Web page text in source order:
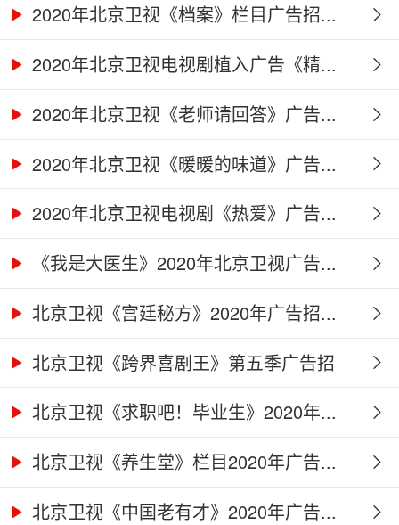
2020年北京卫视《档案》栏目广告招...
2020年北京卫视电视剧植入广告《精...
2020年北京卫视《老师请回答》广告...
2020年北京卫视《暖暖的味道》广告...
2020年北京卫视电视剧《热爱》广告...
《我是大医生》2020年北京卫视广告...
北京卫视《宫廷秘方》2020年广告招...
北京卫视《跨界喜剧王》第五季广告招
商...北京卫视《求职吧！毕业生》2020年...
北京卫视《养生堂》栏目2020年广告...
北京卫视《中国老有才》2020年广告...